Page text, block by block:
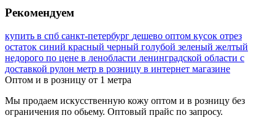
Рекомендуем
купить в спб санкт-петербург дешево оптом кусок отрез
остаток синий красный черный голубой зеленый желтый
недорого по цене в ленобласти ленинградской области с
доставкой рулон метр в розницу в интернет магазине
Оптом и в розницу от 1 метра
Мы продаем искусственную кожу оптом и в розницу без
ограничения по обьему. Оптовый прайс по запросу.